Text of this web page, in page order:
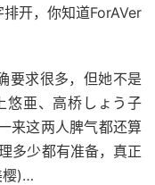
开，你知道ForAVer
要求很多，但她不是
悠亜、高桥しょう子
来这两人脾气都还算
多少都有准备，真正
樱)…